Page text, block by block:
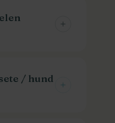
lastesykler
på syklist +
/ hund